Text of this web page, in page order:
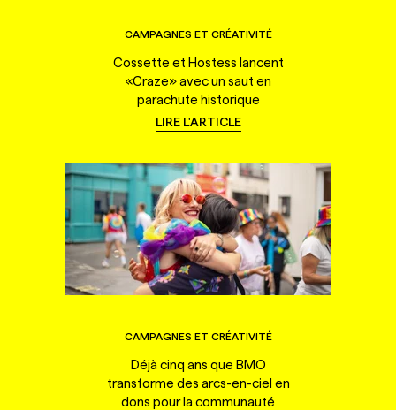
CAMPAGNES ET CRÉATIVITÉ
Cossette et Hostess lancent
«Craze» avec un saut en
parachute historique
LIRE L'ARTICLE
CAMPAGNES ET CRÉATIVITÉ
Déjà cinq ans que BMO
transforme des arcs-en-ciel en
dons pour la communauté